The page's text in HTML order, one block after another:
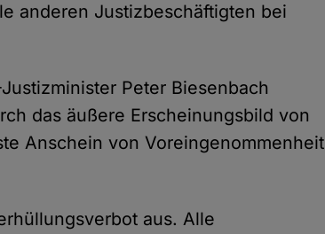
anderen Justizbeschäftigten bei
Peter Biesenbach
das äußere Erscheinungsbild von
Anschein von Voreingenommenheit
aus. Alle